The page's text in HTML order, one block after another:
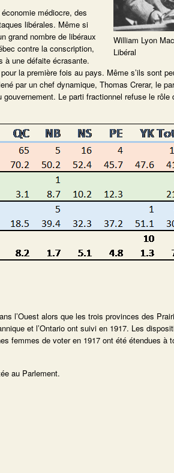
William Lyon
Libéral
médiocre, des
libérales. Même si
grand nombre de libéraux
contre la conscription,
à une défaite écrasante.
la première fois au pays. Même s’ils sont
par un chef dynamique, Thomas Crerar, le
Le parti fractionnel refuse le rôle
l’Ouest alors que les trois provinces des
et l’Ontario ont suivi en 1917. Les
femmes de voter en 1917 ont été étendues à
au Parlement.